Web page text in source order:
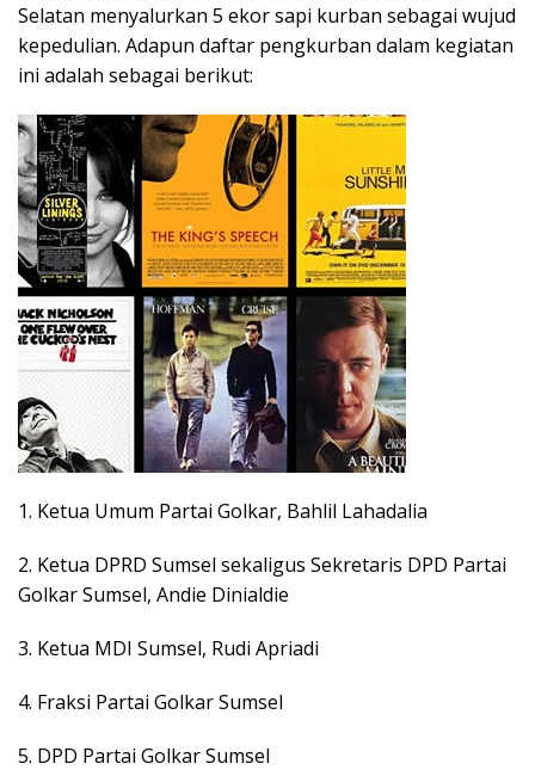
Selatan menyalurkan 5 ekor sapi kurban sebagai wujud
kepedulian. Adapun daftar pengkurban dalam kegiatan
ini adalah sebagai berikut:
1. Ketua Umum Partai Golkar, Bahlil Lahadalia
2. Ketua DPRD Sumsel sekaligus Sekretaris DPD Partai
Golkar Sumsel, Andie Dinialdie
3. Ketua MDI Sumsel, Rudi Apriadi
4. Fraksi Partai Golkar Sumsel
5. DPD Partai Golkar Sumsel